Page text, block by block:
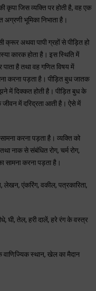
कृपा जिस व्यक्ति पर होती है, वह एक
भूमिका निभाता है।
क्रूर अथवा पापी ग्रहों से पीड़ित हो
कारक होता है। इस स्थिति में
है तथा वह गणित विषय में
करना पड़ता है। पीड़ित बुध जातक
में दिक्कत होती है। पीड़ित बुध के
जीवन में दरिद्रता आती है। ऐसे में
करना पड़ता है। व्यक्ति को
नाक से संबंधित रोग, चर्म रोग,
सामना करना पड़ता है।
लेखन, एंकरिंग, वकील, पत्रकारिता,
घी, तेल, हरी दालें, हरे रंग के वस्त्र
वाणिज्यिक स्थान, खेल का मैदान